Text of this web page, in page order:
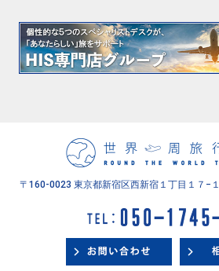
〒160-0023 東京都新宿区西新宿１丁目１７−１